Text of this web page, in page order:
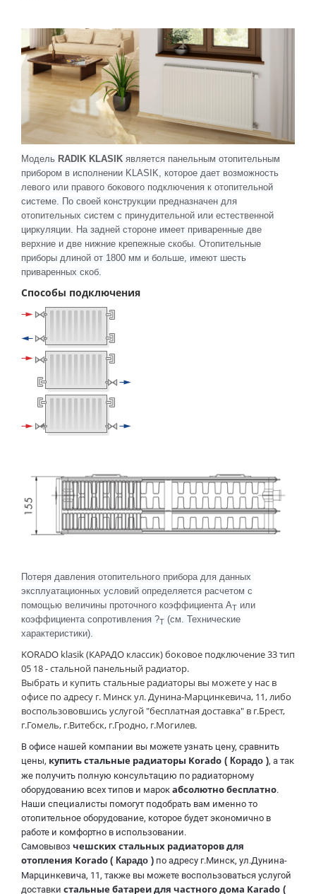
Модель RADIK KLASIK является панельным отопительным
прибором в исполнении KLASIK, которое дает возможность
левого или правого бокового подключения к отопительной
системе. По своей конструкции предназначен для
отопительных систем с принудительной или естественной
циркуляции. На задней стороне имеет приваренные две
верхние и две нижние крепежные скобы. Отопительные
приборы длиной от 1800 мм и больше, имеют шесть
приваренных скоб.
Способы подключения
Потеря давления отопительного прибора для данных
эксплуатационных условий определяется расчетом с
помощью величины проточного коэффициента AT или
коэффициента сопротивления ?T (см. Технические
характеристики).
KORADO klasik (КАРАДО классик)боковое подключение33 тип
05 18 - стальной панельный радиатор.
Выбрать и купить стальные радиаторы вы можете у нас в
офисе по адресу г. Минск ул. Дунина-Марцинкевича, 11, либо
воспользововшись услугой "бесплатная доставка" в г.Брест,
г.Гомель, г.Витебск, г.Гродно, г.Могилев.
В офисе нашей компании вы можете узнать цену, сравнить
цены, купить стальные радиаторы Korado ( Корадо ), а так
же получить полную консультацию по радиаторному
оборудованию всех типов и марок абсолютно бесплатно.
Наши специалисты помогут подобрать вам именно то
отопительное оборудование, которое будет экономично в
работе и комфортно в использовании.
Самовывоз чешскихстальных радиаторов для
отопления Korado ( Карадо ) по адресу г.Минск, ул.Дунина-
Марцинкевича, 11, также вы можете воспользоваться услугой
доставки стальные батареи для частного дома Karado (